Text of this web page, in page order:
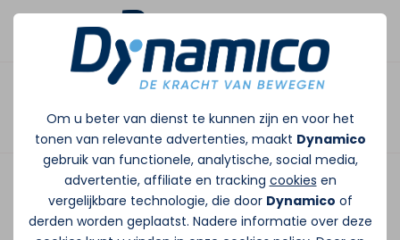
Om u beter van dienst te kunnen zijn en voor het
tonen van relevante advertenties, maakt Dynamico
gebruik van functionele, analytische, social media,
advertentie, affiliate en tracking cookies en
vergelijkbare technologie, die door Dynamico of
derden worden geplaatst. Nadere informatie over deze
Sander Luijkx -
Fysiotherapeut en
Coördinator Fitness
Ik ben Sander Luijkx, fysiotherapeut en